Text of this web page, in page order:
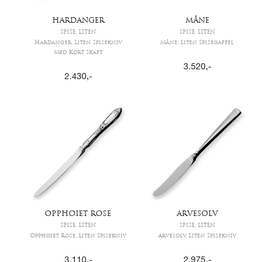
HARDANGER
SPISE, LITEN
Hardanger, Liten Spisekniv
Med Kort Skaft
2.430,-
MÅNE
SPISE, LITEN
Måne, Liten Spisegaffel
3.520,-
OPPHØIET ROSE
SPISE, LITEN
Opphøiet Rose, Liten Spisekniv
ARVESØLV
SPISE, LITEN
Arvesølv, Liten Spisekniv